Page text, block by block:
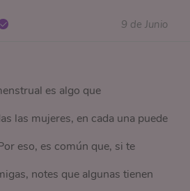
9 de Junio
es algo que
las mujeres, en cada una puede
eso, es común que, si te
notes que algunas tienen